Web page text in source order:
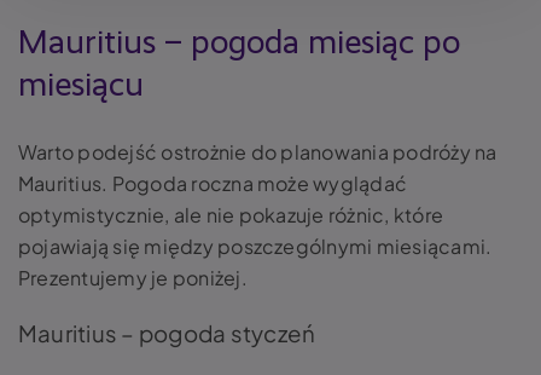
Mauritius – pogoda miesiąc po
miesiącu
Warto podejść ostrożnie do planowania podróży na
Mauritius. Pogoda roczna może wyglądać
optymistycznie, ale nie pokazuje różnic, które
pojawiają się między poszczególnymi miesiącami.
Prezentujemy je poniżej.
Mauritius – pogoda styczeń